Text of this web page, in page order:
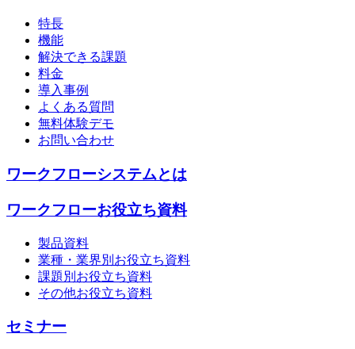
特長
機能
解決できる課題
料金
導入事例
よくある質問
無料体験デモ
お問い合わせ
ワークフローシステムとは
ワークフローお役立ち資料
製品資料
業種・業界別お役立ち資料
課題別お役立ち資料
その他お役立ち資料
セミナー